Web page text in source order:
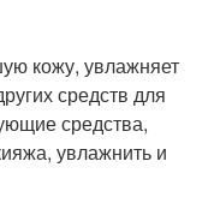
кожу, увлажняет
средств для
средства,
увлажнить и